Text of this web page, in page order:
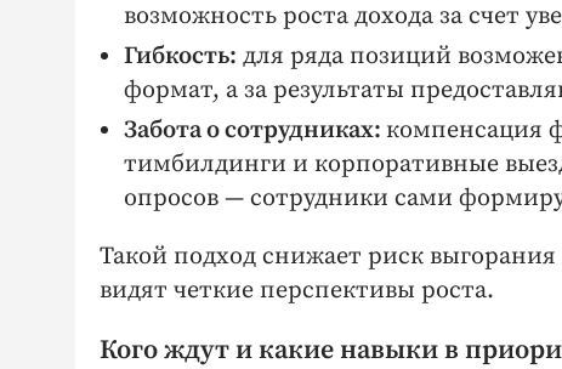
возможность роста дохода за счет
Гибкость: для ряда позиций
формат, а за результаты
Забота о сотрудниках: компенсация
тимбилдинги и корпоративные
опросов — ​сотрудники сами
Такой подход снижает риск
видят четкие перспективы роста.
Кого ждут и какие навыки в